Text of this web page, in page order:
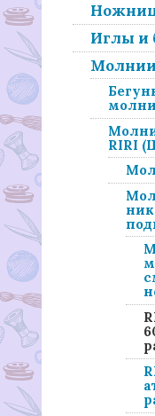
Иглы и
Молнии
RIRI